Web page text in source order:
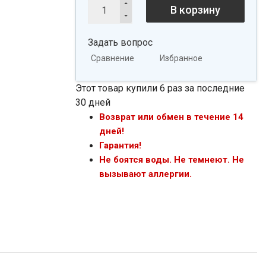
В корзину
Задать вопрос
Сравнение Избранное
Этот товар купили 6 раз за последние
30 дней
Возврат или обмен в течение 14
дней!
Гарантия!
Не боятся воды. Не темнеют. Не
вызывают аллергии.